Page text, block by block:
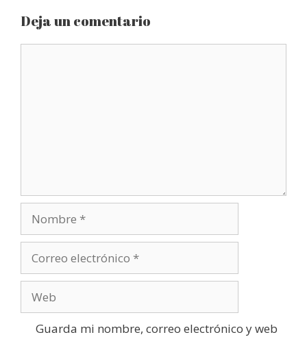
Deja un comentario
electrónico
Guarda mi nombre, correo electrónico y web